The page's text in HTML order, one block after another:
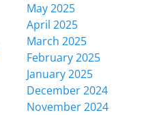
May 2025
April 2025
March 2025
February 2025
January 2025
December 2024
November 2024